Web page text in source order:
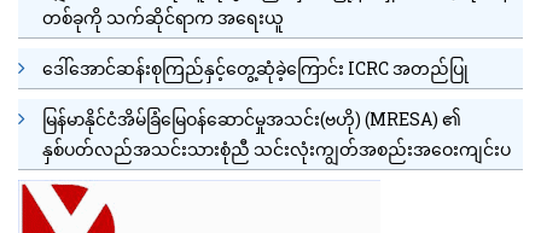
တစ်ခုကို သက်ဆိုင်ရာက အရေးယူ
ဒေါ်အောင်ဆန်းစုကြည်နှင့်တွေ့ဆုံခဲ့ကြောင်း ICRC အတည်ပြု
မြန်မာနိုင်ငံအိမ်ခြံမြေဝန်ဆောင်မှုအသင်း(ဗဟို) (MRESA) ၏
နှစ်ပတ်လည်အသင်းသားစုံညီ သင်းလုံးကျွတ်အစည်းအဝေးကျင်းပ